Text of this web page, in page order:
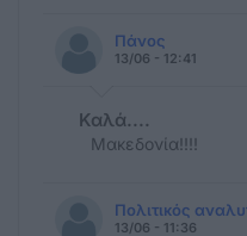
Πάνος
13/06 - 12:41
Καλά....
Μακεδονία!!!!
Πολιτικός
13/06 - 11:36